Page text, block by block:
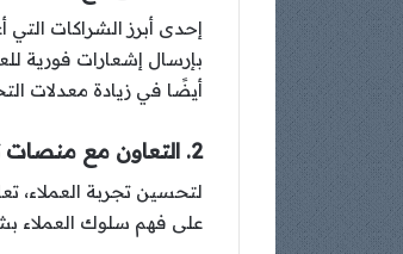
إحدى أبرز الشراكات التي أعلنت عنها واتس 360 هي
بإرسال إشعارات فورية
أيضًا في زيادة معدلات
2. التعاون مع منصات تحليل البيانات
على فهم سلوك العملاء